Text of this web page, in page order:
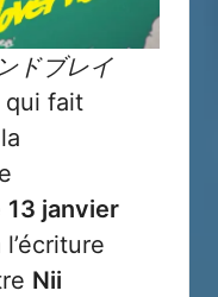
ドブレイ
qui fait
13 janvier
Nii